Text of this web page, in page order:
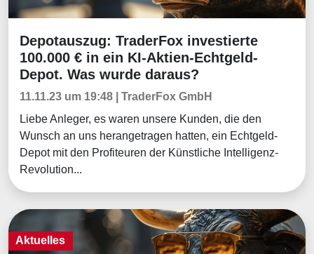
Aktuelles
Depotauszug: TraderFox investierte
100.000 € in ein KI-Aktien-Echtgeld-
Depot. Was wurde daraus?
11.11.23 um 19:48 | TraderFox GmbH
Liebe Anleger, es waren unsere Kunden, die den
Wunsch an uns herangetragen hatten, ein Echtgeld-
Depot mit den Profiteuren der Künstliche Intelligenz-
Revolution...
Aktuelles